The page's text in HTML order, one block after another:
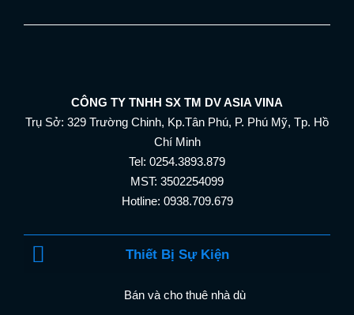
CÔNG TY TNHH SX TM DV ASIA VINA
Trụ Sở: 329 Trường Chinh, Kp.Tân Phú, P. Phú Mỹ, Tp. Hồ
Chí Minh
Tel: 0254.3893.879
MST: 3502254099
Hotline: 0938.709.679
Thiết Bị Sự Kiện
Bán và cho thuê nhà dù